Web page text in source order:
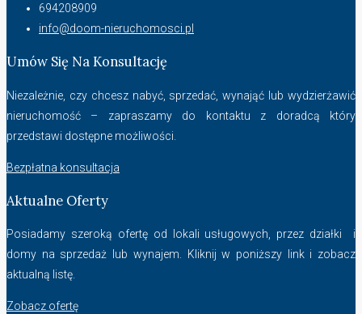
694208909
info@doom-nieruchomosci.pl
Umów Się Na Konsultację
Niezależnie, czy chcesz nabyć, sprzedać, wynająć lub wydzierżawić
nieruchomość – zapraszamy do kontaktu z doradcą który
przedstawi dostępne możliwości.
Bezpłatna konsultacja
Aktualne Oferty
Posiadamy szeroką ofertę od lokali usługowych, przez działki i
domy na sprzedaż lub wynajem. Kliknij w poniższy link i zobacz
aktualną listę.
Zobacz ofertę